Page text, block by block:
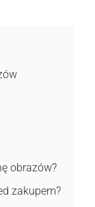
obrazów?
zakupem?